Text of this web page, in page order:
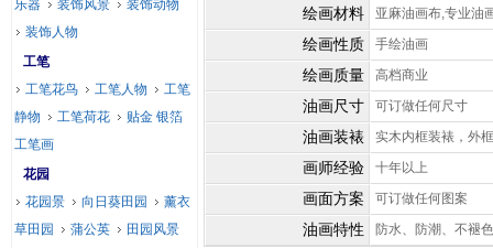
绘画材料 亚麻油画布,专业油
绘画性质 手绘油画
绘画质量 高档商业
油画尺寸 可订做任何尺寸
油画装裱 实木内框装裱，外
画师经验 十年以上
画面方案 可订做任何图案
油画特性 防水、防潮、不褪色
乐器 装饰风景
装饰动物
装饰人物
工笔
工笔花鸟
工笔人物
工笔
静物
工笔荷花
贴金 银箔
工笔画
花园
花园景
向日葵田园
薰衣
草田园
蒲公英
田园风景